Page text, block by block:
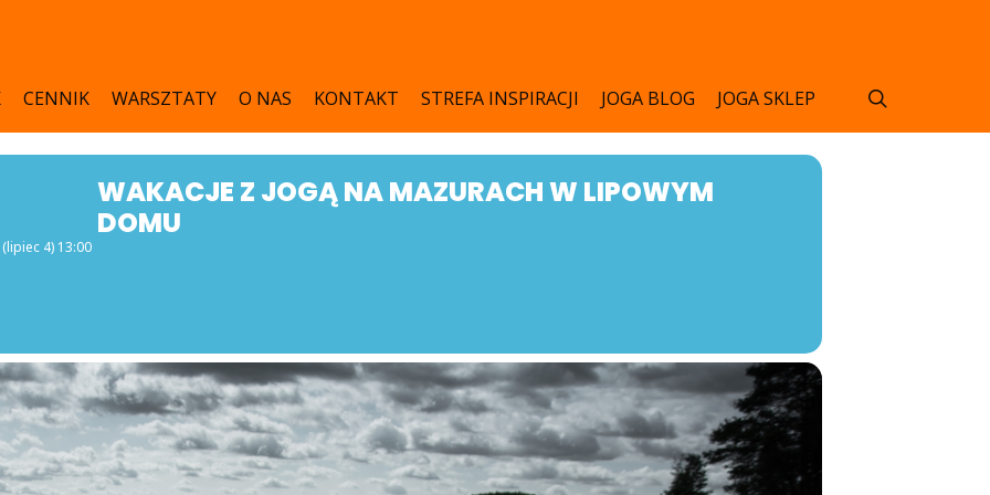
CENNIK WARSZTATY O NAS KONTAKT STREFA INSPIRACJI JOGA BLOG JOGA SKLEP
4) 13:00
WAKACJE Z JOGĄ NA MAZURACH W LIPOWYM
DOMU